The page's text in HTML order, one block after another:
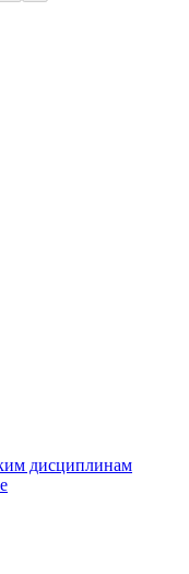
дисциплинам